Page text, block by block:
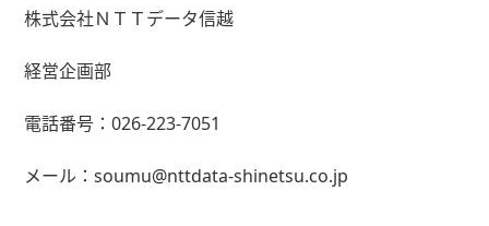
株式会社ＮＴＴデータ信越
経営企画部
電話番号：026-223-7051
メール：soumu@nttdata-shinetsu.co.jp